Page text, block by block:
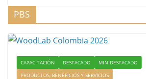
PBS
CAPACITACIÓN DESTACADO
MINIDESTACADO
PRODUCTOS, BENEFICIOS Y SERVICIOS